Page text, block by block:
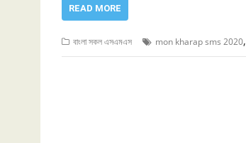
READ MORE
বাংলা সকল এসএমএস mon kharap sms 2020,